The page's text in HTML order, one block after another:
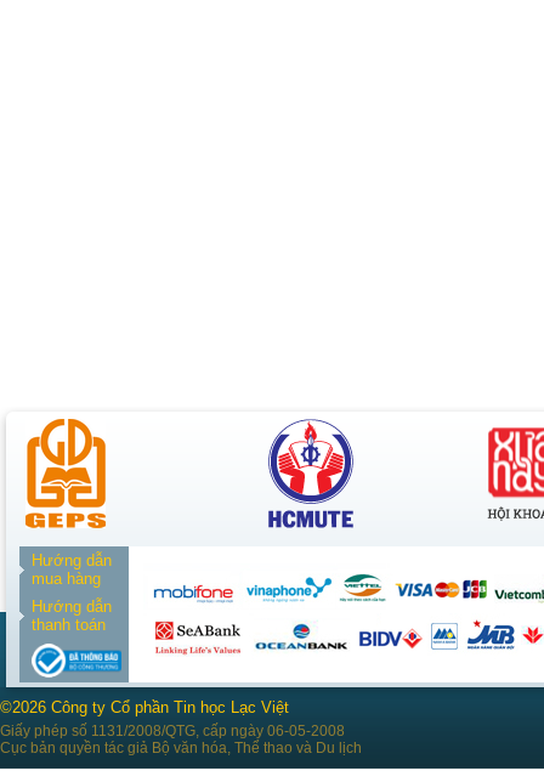
Hướng dẫn
mua hàng
Hướng dẫn
thanh toán
©2026 Công ty Cổ phần Tin học Lạc Việt
Giấy phép số 1131/2008/QTG, cấp ngày 06-05-2008
Cục bản quyền tác giả Bộ văn hóa, Thể thao và Du lịch